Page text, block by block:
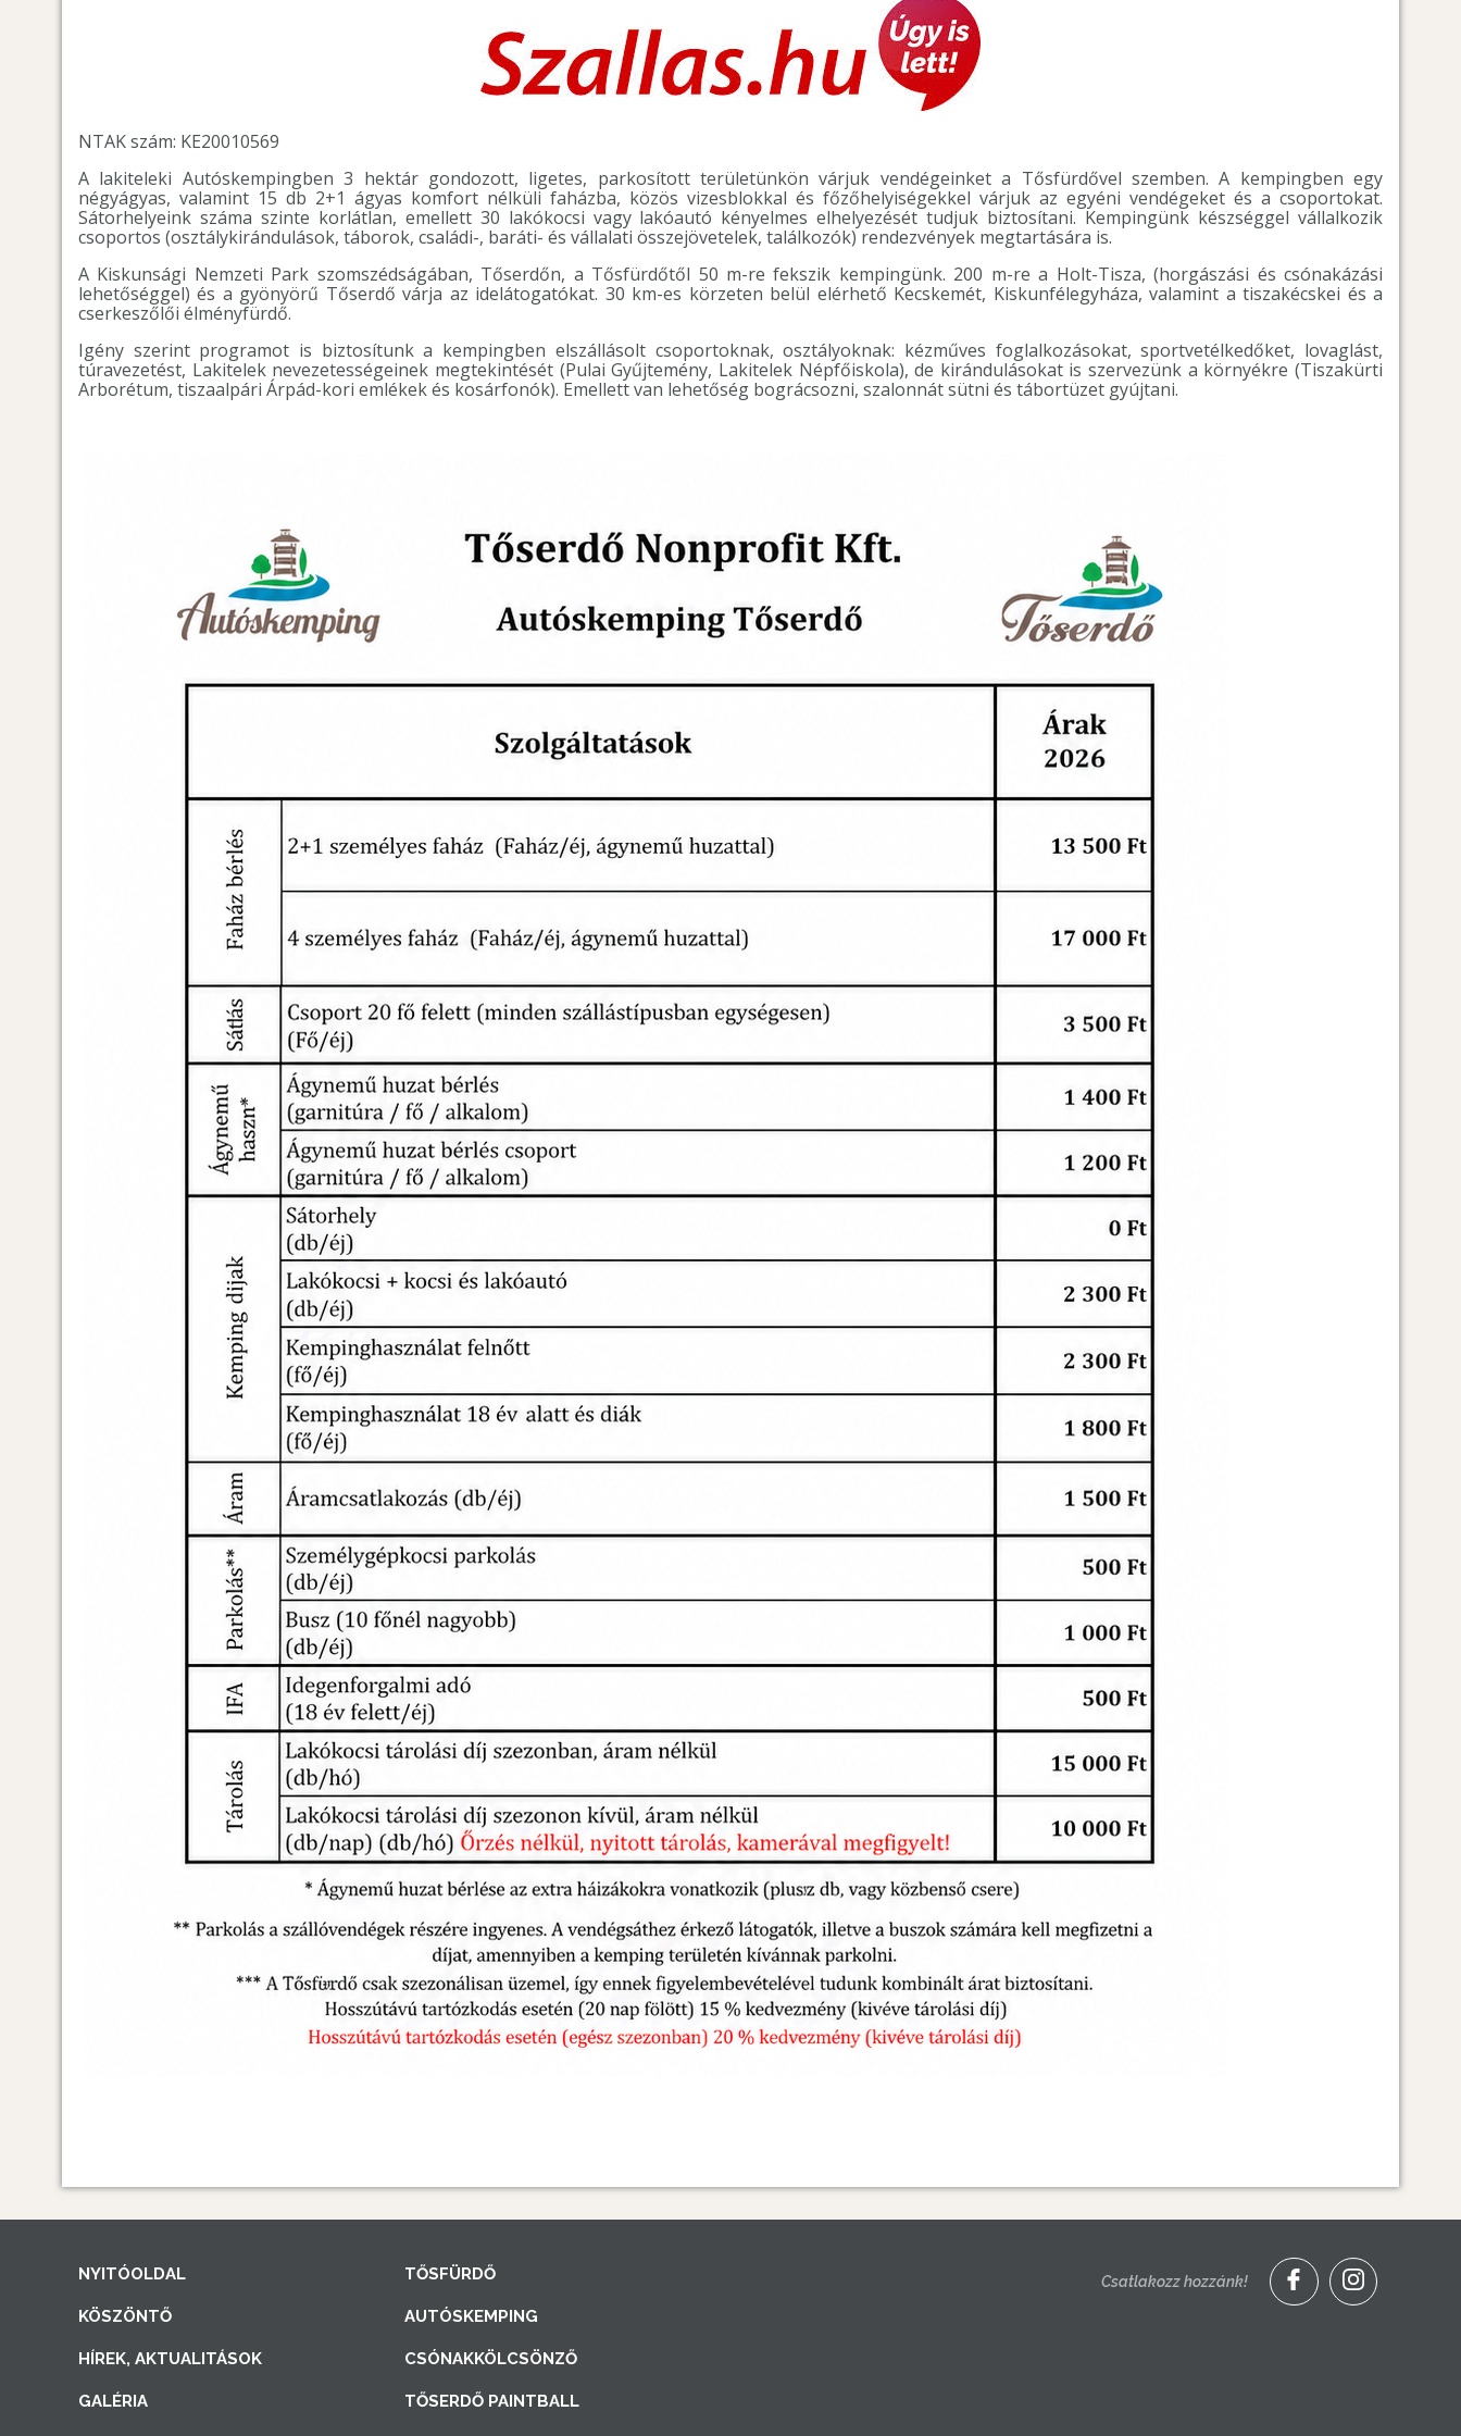
NTAK szám: KE20010569
A lakiteleki Autóskempingben 3 hektár gondozott, ligetes, parkosított területünkön várjuk vendégeinket a Tősfürdővel szemben. A kempingben egy
négyágyas, valamint 15 db 2+1 ágyas komfort nélküli faházba, közös vizesblokkal és főzőhelyiségekkel várjuk az egyéni vendégeket és a csoportokat.
Sátorhelyeink száma szinte korlátlan, emellett 30 lakókocsi vagy lakóautó kényelmes elhelyezését tudjuk biztosítani. Kempingünk készséggel vállalkozik
csoportos (osztálykirándulások, táborok, családi-, baráti- és vállalati összejövetelek, találkozók) rendezvények megtartására is.
A Kiskunsági Nemzeti Park szomszédságában, Tőserdőn, a Tősfürdőtől 50 m-re fekszik kempingünk. 200 m-re a Holt-Tisza, (horgászási és csónakázási
lehetőséggel) és a gyönyörű Tőserdő várja az idelátogatókat. 30 km-es körzeten belül elérhető Kecskemét, Kiskunfélegyháza, valamint a tiszakécskei és a
cserkeszőlői élményfürdő.
Igény szerint programot is biztosítunk a kempingben elszállásolt csoportoknak, osztályoknak: kézműves foglalkozásokat, sportvetélkedőket, lovaglást,
túravezetést, Lakitelek nevezetességeinek megtekintését (Pulai Gyűjtemény, Lakitelek Népfőiskola), de kirándulásokat is szervezünk a környékre (Tiszakürti
Arborétum, tiszaalpári Árpád-kori emlékek és kosárfonók). Emellett van lehetőség bográcsozni, szalonnát sütni és tábortüzet gyújtani.
NYITÓOLDAL
KÖSZÖNTŐ
HÍREK, AKTUALITÁSOK
GALÉRIA
TŐSFÜRDŐ
AUTÓSKEMPING
CSÓNAKKÖLCSÖNZŐ
TŐSERDŐ PAINTBALL
Csatlakozz hozzánk!